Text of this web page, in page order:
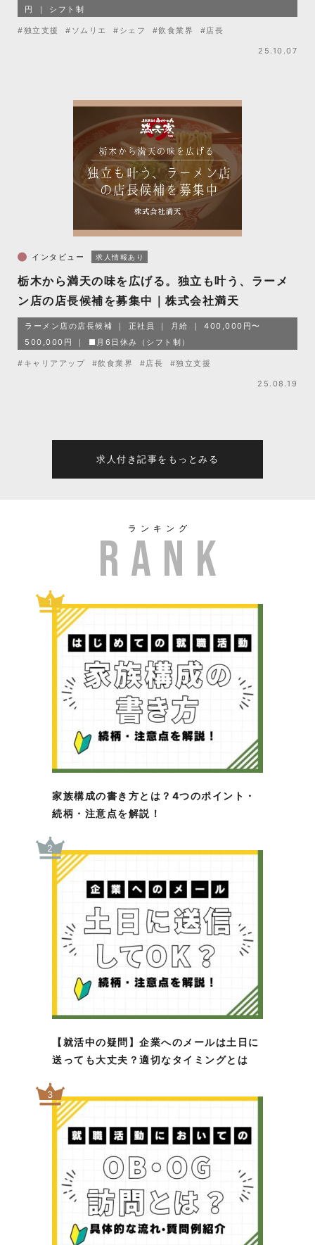
円 シフト制
#独立支援 #ソムリエ #シェフ #飲食業界 #店長
25.10.07
インタビュー 求人情報あり
栃木から満天の味を広げる。独立も叶う、ラーメ
ン店の店長候補を募集中｜株式会社満天
ラーメン店の店長候補 正社員 月給
400,000円〜
500,000円
■月6日休み（シフト制）
#キャリアアップ #飲食業界 #店長 #独立支援
25.08.19
求人付き記事をもっとみる
ランキング
家族構成の書き方とは？4つのポイント・
続柄・注意点を解説！
1
【就活中の疑問】企業へのメールは土日に
送っても大丈夫？適切なタイミングとは
2
3